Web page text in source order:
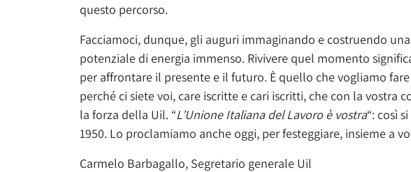
questo percorso.
Facciamoci, dunque, gli auguri immaginando e costruendo
potenziale di energia immenso. Rivivere quel momento
per affrontare il presente e il futuro. È quello che vogliamo
perché ci siete voi, care iscritte e cari iscritti, che con la vostra
la forza della Uil. “L’Unione Italiana del Lavoro è vostra“: così
1950. Lo proclamiamo anche oggi, per festeggiare, insieme a
Carmelo Barbagallo, Segretario generale Uil